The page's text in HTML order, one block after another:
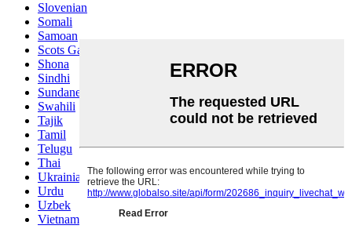
Slovenian
Somali
Samoan
Scots Gaelic
Shona
Sindhi
Sundanese
Swahili
Tajik
Tamil
Telugu
Thai
Ukrainian
Urdu
Uzbek
Vietnamese